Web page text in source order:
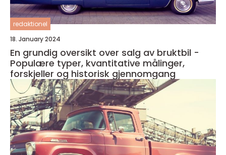
redaktionel
18. January 2024
En grundig oversikt over salg av bruktbil -
Populære typer, kvantitative målinger,
forskjeller og historisk gjennomgang